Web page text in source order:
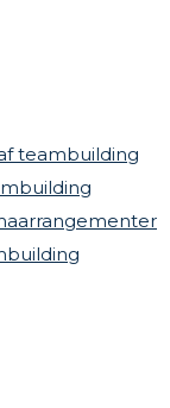
teambuilding